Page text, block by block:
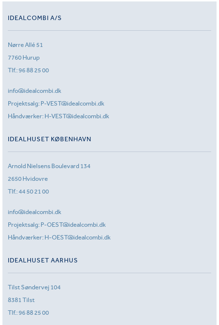
IDEALCOMBI A/S
Nørre Allé 51
7760 Hurup
Tlf.:96 88 25 00
info@idealcombi.dk
Projektsalg: P-VEST@idealcombi.dk
Håndværker: H-VEST@idealcombi.dk
IDEALHUSET KØBENHAVN
Arnold Nielsens Boulevard 134
2650 Hvidovre
Tlf.:44 50 21 00
info@idealcombi.dk
Projektsalg: P-OEST@idealcombi.dk
Håndværker: H-OEST@idealcombi.dk
IDEALHUSET AARHUS
Tilst Søndervej 104
8381 Tilst
Tlf.:96 88 25 00